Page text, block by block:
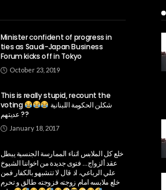
Minister confident of progress in
ties as Saudi-Japan Business
Forum kicks off in Tokyo
October 23, 2019
This is really stupid, recount the
voting
عديتهم ??
January 18, 2017
خلع كل الملابس اثناء الممارسة الجنسية يبطل
عقد ألزواج… فتوى جديدة من اخواننا الشيوخ
علي الرباعي، اذ قال لا تتشبهو بالكفار فمن
خلع ملابسه امام زوجته فزوجته طالق و تحرم